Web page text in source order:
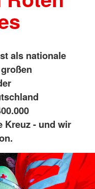
als nationale
Kreuz - und wir